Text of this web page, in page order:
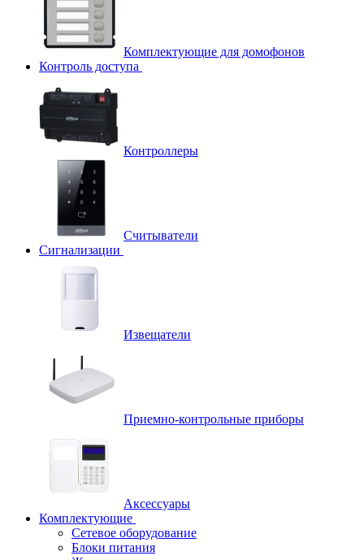
Комплектующие для домофонов
Контроль доступа
Контроллеры
Считыватели
Сигнализации
Извещатели
Приемно-контрольные приборы
Аксессуары
Комплектующие
Сетевое оборудование
Блоки питания